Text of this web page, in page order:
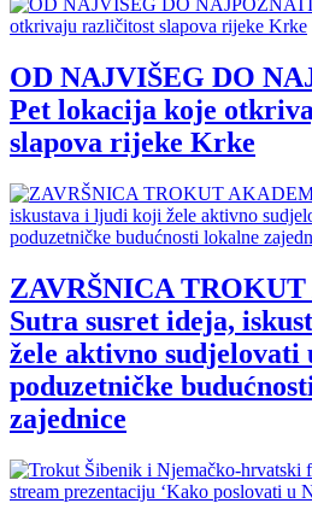
OD NAJVIŠEG DO
Pet lokacija koje
slapova rijeke Krke
ZAVRŠNICA
Sutra susret ideja,
žele aktivno sudjelovati
poduzetničke
zajednice